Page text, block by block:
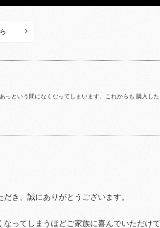
という間になくなってしまいます。これからも 購入した
き、誠にありがとうございます。
ってしまうほどご家族に喜んでいただ